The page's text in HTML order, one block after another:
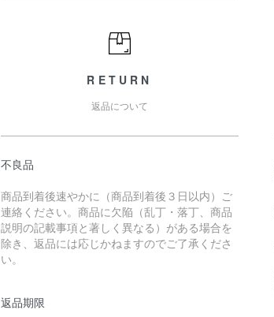
RETURN
返品について
不良品
商品到着後速やかに（商品到着後３日以内）ご
連絡ください。商品に欠陥（乱丁・落丁、商品
説明の記載事項と著しく異なる）がある場合を
除き、返品には応じかねますのでご了承くださ
い。
返品期限